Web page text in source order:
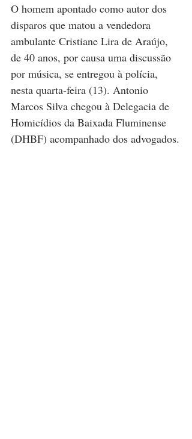
O homem apontado como autor dos
disparos que matou a vendedora
ambulante Cristiane Lira de Araújo,
de 40 anos, por causa uma discussão
por música, se entregou à polícia,
nesta quarta-feira (13). Antonio
Marcos Silva chegou à Delegacia de
Homicídios da Baixada Fluminense
(DHBF) acompanhado dos advogados.